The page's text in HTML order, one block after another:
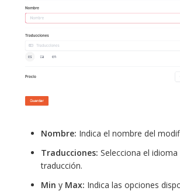
Nombre: Indica el nombre del
Traducciones: Selecciona el
traducción.
Min y Max: Indica las opciones